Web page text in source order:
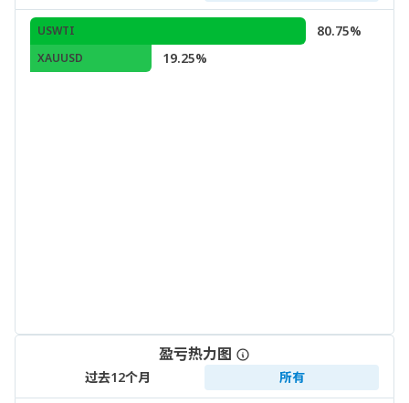
USWTI 80.75%
XAUUSD 19.25%
盈亏热力图
过去12个月 所有